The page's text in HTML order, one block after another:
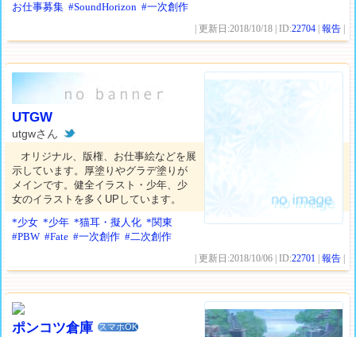
お仕事募集 #SoundHorizon #一次創作
| 更新日:2018/10/18 | ID:22704 |報告
UTGW
utgwさん
オリジナル、版権、お仕事絵などを展
示しています。厚塗りやグラデ塗りが
メインです。健全イラスト・少年、少
女のイラストを多くUPしています。
*少女 *少年 *猫耳・擬人化 *関東
#PBW #Fate #一次創作 #二次創作
| 更新日:2018/10/06 | ID:22701 |報告
ポンコツ倉庫 スマホOK